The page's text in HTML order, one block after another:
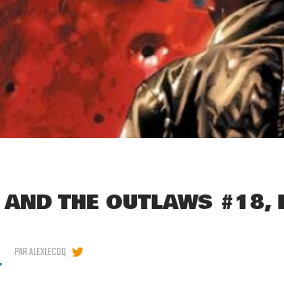
AND THE OUTLAWS #18,
PARALEXLECOQ